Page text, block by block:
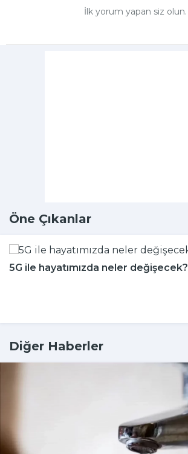
İlk yorum yapan siz olun.
Öne Çıkanlar
5G ile hayatımızda neler değişecek?
Diğer Haberler